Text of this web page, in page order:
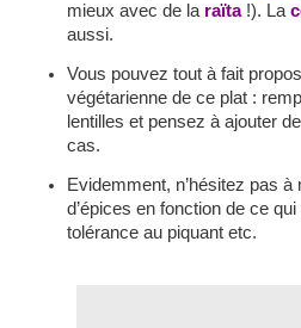
mieux avec de la raïta!). La
aussi.
Vous pouvez tout à fait
végétarienne de ce plat :
lentilles et pensez à ajouter
cas.
Evidemment, n’hésitez pas
d’épices en fonction de ce
tolérance au piquant etc.